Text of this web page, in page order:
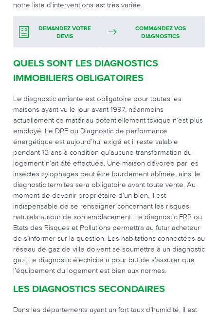
notre liste d'interventions est très variée.
DEMANDEZ VOTRE
DEVIS
COMMANDEZ VOS
DIAGNOSTICS
QUELS SONT LES DIAGNOSTICS
IMMOBILIERS OBLIGATOIRES
Le diagnostic amiante est obligatoire pour toutes les
maisons ayant vu le jour avant 1997, néanmoins
actuellement ce matériau potentiellement toxique n’est plus
employé. Le DPE ou Diagnostic de performance
énergétique est aujourd’hui exigé et il reste valable
pendant 10 ans à condition qu’aucune transformation du
logement n’ait été effectuée. Une maison dévorée par les
insectes xylophages peut être lourdement abîmée, ainsi le
diagnostic termites sera obligatoire avant toute vente. Au
moment de devenir propriétaire d’un bien, il est
indispensable de se renseigner concernant les risques
naturels autour de son emplacement. Le diagnostic ERP ou
Etats des Risques et Pollutions permettra au futur acheteur
de s’informer sur la question. Les habitations connectées au
réseau de gaz de ville doivent se soumettre à un diagnostic
gaz. Le diagnostic électricité a pour but de s’assurer que
l’équipement du logement est bien aux normes.
LES DIAGNOSTICS SECONDAIRES
Dans les départements ayant un fort taux d’humidité, il est